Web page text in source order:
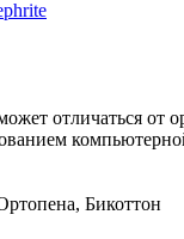
отличаться от
Бикоттон